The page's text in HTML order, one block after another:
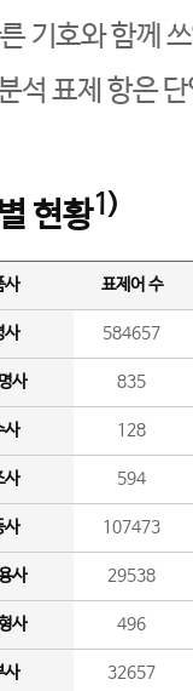
기호와 함께
석 표제 항은
현황1)
사 표제어 수
사 584657
사 835
사 128
사 594
사 107473
사 29538
사 496
사 32657